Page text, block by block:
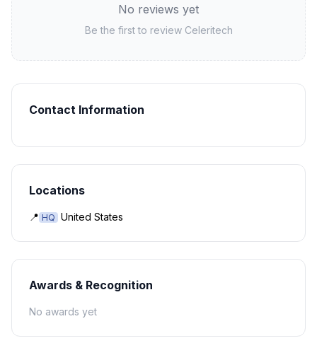
No reviews yet
Be the first to review Celeritech
Contact Information
Locations
📍 HQ United States
Awards & Recognition
No awards yet